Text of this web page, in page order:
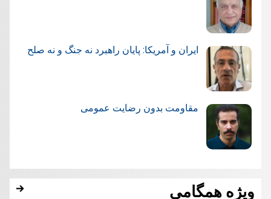
ایران و آمریکا: پایان راهبرد نه جنگ و نه صلح
مقاومت بدون رضایت عمومی
ویژه همگامی